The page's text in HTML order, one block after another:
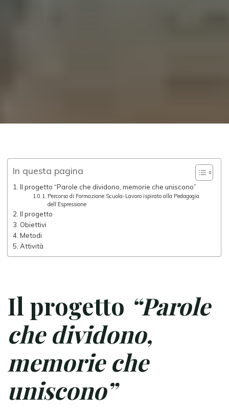
In questa pagina
Il progetto “Parole che dividono, memorie che uniscono”
Percorso di Formazione Scuola-Lavoro ispirato alla Pedagogia
dell’Espressione
Il progetto
Obiettivi
Metodi
Attività
Il progetto “Parole
che dividono,
memorie che
uniscono”